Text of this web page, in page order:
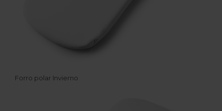
Forro polar Invierno